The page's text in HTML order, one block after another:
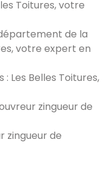
Toitures, votre
de la
votre expert en
Les Belles Toitures,
zingueur de
zingueur de